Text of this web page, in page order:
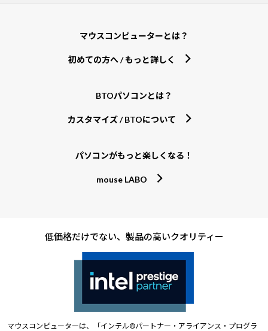
マウスコンピューターとは？
初めての方へ / もっと詳しく
BTOパソコンとは？
カスタマイズ / BTOについて
パソコンがもっと楽しくなる！
mouse LABO
低価格だけでない、製品の高いクオリティー
マウスコンピューターは、「インテル®パートナー・アライアンス・プログラ